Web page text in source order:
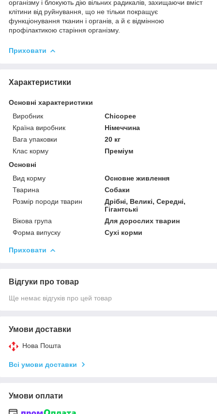
організму і блокують дію вільних радикалів, захищаючи вміст
клітини від руйнування, що не тільки покращує
функціонування тканин і органів, а й є відмінною
профілактикою старіння організму.
Приховати
Характеристики
Основні характеристики
Виробник
Chicopee
Країна виробник
Німеччина
Вага упаковки
20 кг
Клас корму
Преміум
Основні
Вид корму
Основне живлення
Тварина
Собаки
Розмір породи тварин
Дрібні, Великі, Середні,
Гігантські
Вікова група
Для дорослих тварин
Форма випуску
Сухі корми
Приховати
Відгуки про товар
Ще немає відгуків про цей товар
Умови доставки
Нова Пошта
Всі умови доставки
Умови оплати